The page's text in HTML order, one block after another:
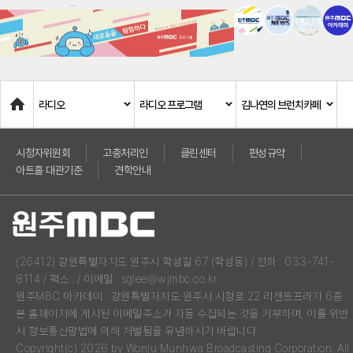
Home
라디오 라디오 프로그램 김나연의 브런치카페
시청자위원회 고충처리인 클린센터
편성규약
아트홀 대관기준
견학안내
(26412) 강원특별자치도 원주시 학성길 67 (학성동) / 전화 : 033-741-
8114 / 팩스 : / 이메일 : sglee@wjmbc.co.kr
원주MBC 아카데미 : 강원특별자치도 원주시 시청로 22 리젠트프라자 6층
본 홈페이지에 게시된 이메일주소가 자동 수집되는 것을 거부하며, 이를 위반
시 정보통신망법에 의해 처벌됨을 유념하시기 바랍니다.
Copyright(c) 2026 by Wonju Munhwa Broadcasting Corporation. All